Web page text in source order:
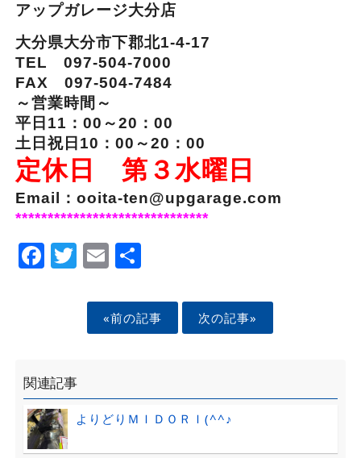
アップガレージ大分店
大分県大分市下郡北1-4-17
TEL 097-504-7000
FAX 097-504-7484
～営業時間～
平日11：00～20：00
土日祝日10：00～20：00
定休日 第３水曜日
Email：ooita-ten@upgarage.com
******************************
Facebook
Twitter
EmailShare
«前の記事 次の記事»
関連記事
よりどりＭＩＤＯＲＩ(^^♪